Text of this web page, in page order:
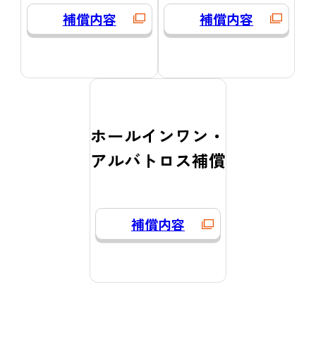
補償内容 補償内容
ホールインワン・
アルバトロス補償
補償内容